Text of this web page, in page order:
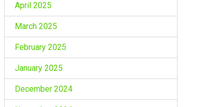
April 2025
March 2025
February 2025
January 2025
December 2024